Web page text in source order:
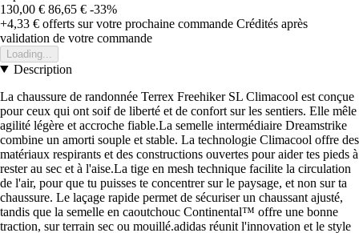
130,00 € 86,65 € -33%
+4,33 € offerts sur votre prochaine commande Crédités après
validation de votre commande
Loading...
Description
La chaussure de randonnée Terrex Freehiker SL Climacool est conçue
pour ceux qui ont soif de liberté et de confort sur les sentiers. Elle mêle
agilité légère et accroche fiable.La semelle intermédiaire Dreamstrike
combine un amorti souple et stable. La technologie Climacool offre des
matériaux respirants et des constructions ouvertes pour aider tes pieds à
rester au sec et à l'aise.La tige en mesh technique facilite la circulation
de l'air, pour que tu puisses te concentrer sur le paysage, et non sur ta
chaussure. Le laçage rapide permet de sécuriser un chaussant ajusté,
tandis que la semelle en caoutchouc Continental™ offre une bonne
traction, sur terrain sec ou mouillé.adidas réunit l'innovation et le style